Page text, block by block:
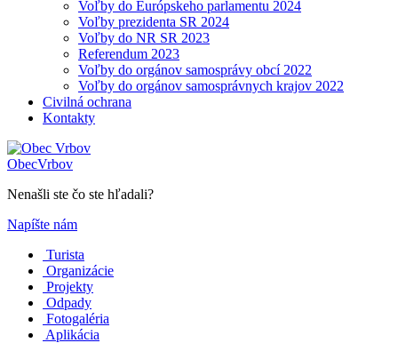
Voľby do Európskeho parlamentu 2024
Voľby prezidenta SR 2024
Voľby do NR SR 2023
Referendum 2023
Voľby do orgánov samosprávy obcí 2022
Voľby do orgánov samosprávnych krajov 2022
Civilná ochrana
Kontakty
ObecVrbov
Nenašli ste čo ste hľadali?
Napíšte nám
Turista
Organizácie
Projekty
Odpady
Fotogaléria
Aplikácia